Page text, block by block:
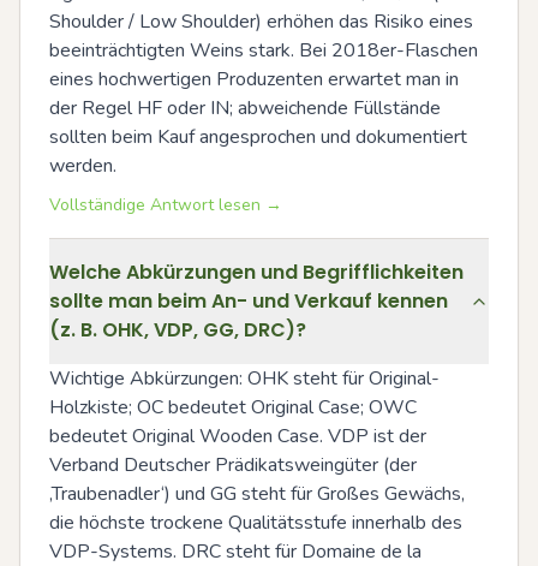
Shoulder / Low Shoulder) erhöhen das Risiko eines
beeinträchtigten Weins stark. Bei 2018er-Flaschen
eines hochwertigen Produzenten erwartet man in
der Regel HF oder IN; abweichende Füllstände
sollten beim Kauf angesprochen und dokumentiert
werden.
Vollständige Antwort lesen →
Welche Abkürzungen und Begrifflichkeiten
sollte man beim An- und Verkauf kennen
(z. B. OHK, VDP, GG, DRC)?
Wichtige Abkürzungen: OHK steht für Original-
Holzkiste; OC bedeutet Original Case; OWC
bedeutet Original Wooden Case. VDP ist der
Verband Deutscher Prädikatsweingüter (der
‚Traubenadler‘) und GG steht für Großes Gewächs,
die höchste trockene Qualitätsstufe innerhalb des
VDP-Systems. DRC steht für Domaine de la